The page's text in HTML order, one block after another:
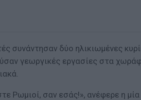
συνάντησαν δύο ηλικιωμένες
γεωργικές εργασίες στα
Ρωμιοί, σαν εσάς!», ανέφερε η